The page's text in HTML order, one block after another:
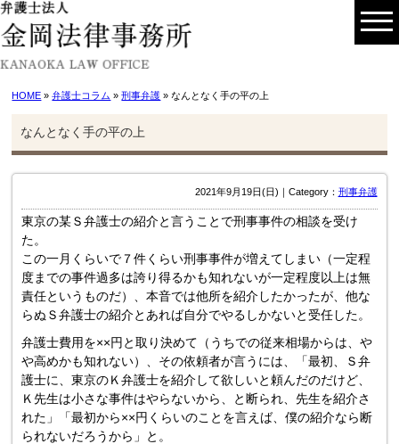
HOME »弁護士コラム »刑事弁護 » なんとなく手の平の上
なんとなく手の平の上
2021年9月19日(日)｜Category： 刑事弁護
東京の某Ｓ弁護士の紹介と言うことで刑事事件の相談を受け
た。
この一月くらいで７件くらい刑事事件が増えてしまい（一定程
度までの事件過多は誇り得るかも知れないが一定程度以上は無
責任というものだ）、本音では他所を紹介したかったが、他な
らぬＳ弁護士の紹介とあれば自分でやるしかないと受任した。
弁護士費用を××円と取り決めて（うちでの従来相場からは、や
や高めかも知れない）、その依頼者が言うには、「最初、Ｓ弁
護士に、東京のＫ弁護士を紹介して欲しいと頼んだのだけど、
Ｋ先生は小さな事件はやらないから、と断られ、先生を紹介さ
れた」「最初から××円くらいのことを言えば、僕の紹介なら断
られないだろうから」と。